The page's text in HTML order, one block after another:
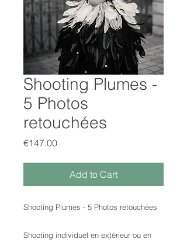
Shooting Plumes -
5 Photos
retouchées
€147.00Price
Add to Cart
Shooting Plumes - 5 Photos retouchées
Shooting individuel en extérieur ou en